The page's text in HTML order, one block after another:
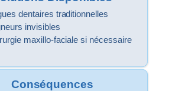
dentaires traditionnelles
invisibles
maxillo-faciale si nécessaire
Conséquences